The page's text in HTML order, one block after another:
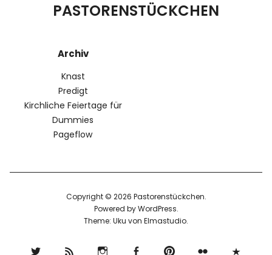
PASTORENSTÜCKCHEN
Archiv
Knast
Predigt
Kirchliche Feiertage für
Dummies
Pageflow
Copyright © 2026 Pastorenstückchen
Powered byWordPress
Theme: Uku von Elmastudio